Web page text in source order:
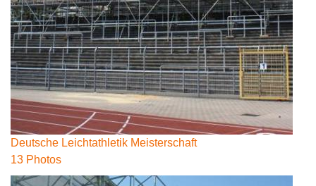
Deutsche Leichtathletik Meisterschaft
13 Photos